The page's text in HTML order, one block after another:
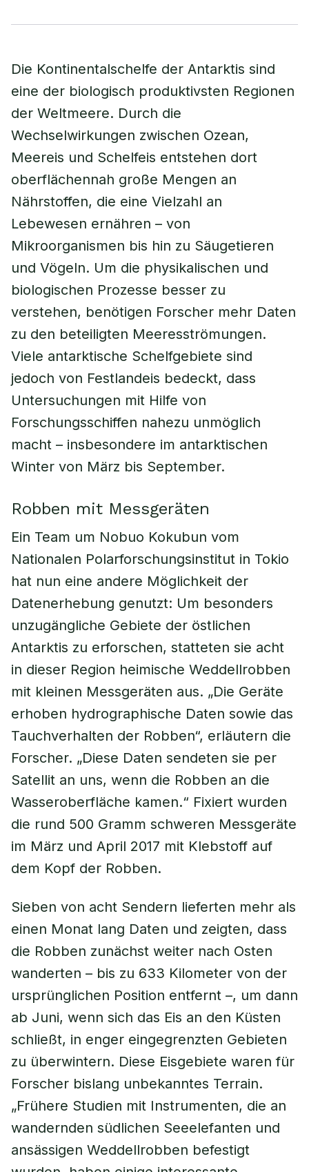
Die Kontinentalschelfe der Antarktis sind
eine der biologisch produktivsten Regionen
der Weltmeere. Durch die
Wechselwirkungen zwischen Ozean,
Meereis und Schelfeis entstehen dort
oberflächennah große Mengen an
Nährstoffen, die eine Vielzahl an
Lebewesen ernähren – von
Mikroorganismen bis hin zu Säugetieren
und Vögeln. Um die physikalischen und
biologischen Prozesse besser zu
verstehen, benötigen Forscher mehr Daten
zu den beteiligten Meeresströmungen.
Viele antarktische Schelfgebiete sind
jedoch von Festlandeis bedeckt, dass
Untersuchungen mit Hilfe von
Forschungsschiffen nahezu unmöglich
macht – insbesondere im antarktischen
Winter von März bis September.
Robben mit Messgeräten
Ein Team um Nobuo Kokubun vom
Nationalen Polarforschungsinstitut in Tokio
hat nun eine andere Möglichkeit der
Datenerhebung genutzt: Um besonders
unzugängliche Gebiete der östlichen
Antarktis zu erforschen, statteten sie acht
in dieser Region heimische Weddellrobben
mit kleinen Messgeräten aus. „Die Geräte
erhoben hydrographische Daten sowie das
Tauchverhalten der Robben“, erläutern die
Forscher. „Diese Daten sendeten sie per
Satellit an uns, wenn die Robben an die
Wasseroberfläche kamen.“ Fixiert wurden
die rund 500 Gramm schweren Messgeräte
im März und April 2017 mit Klebstoff auf
dem Kopf der Robben.
Sieben von acht Sendern lieferten mehr als
einen Monat lang Daten und zeigten, dass
die Robben zunächst weiter nach Osten
wanderten – bis zu 633 Kilometer von der
ursprünglichen Position entfernt –, um dann
ab Juni, wenn sich das Eis an den Küsten
schließt, in enger eingegrenzten Gebieten
zu überwintern. Diese Eisgebiete waren für
Forscher bislang unbekanntes Terrain.
„Frühere Studien mit Instrumenten, die an
wandernden südlichen Seeelefanten und
ansässigen Weddellrobben befestigt